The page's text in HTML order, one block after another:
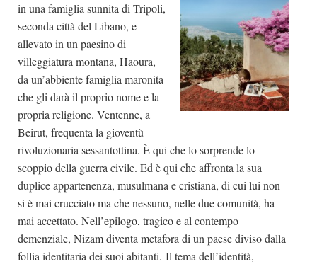
in una famiglia sunnita di Tripoli,
seconda città del Libano, e
allevato in un paesino di
villeggiatura montana, Haoura,
da un’abbiente famiglia maronita
che gli darà il proprio nome e la
propria religione. Ventenne, a
Beirut, frequenta la gioventù
rivoluzionaria sessantottina. È qui che lo sorprende lo
scoppio della guerra civile. Ed è qui che affronta la sua
duplice appartenenza, musulmana e cristiana, di cui lui non
si è mai crucciato ma che nessuno, nelle due comunità, ha
mai accettato. Nell’epilogo, tragico e al contempo
demenziale, Nizam diventa metafora di un paese diviso dalla
follia identitaria dei suoi abitanti. Il tema dell’identità,